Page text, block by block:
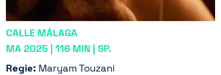
CALLE MÁLAGA
MA 2025 | 116 MIN | SP.
Regie: Maryam Touzani